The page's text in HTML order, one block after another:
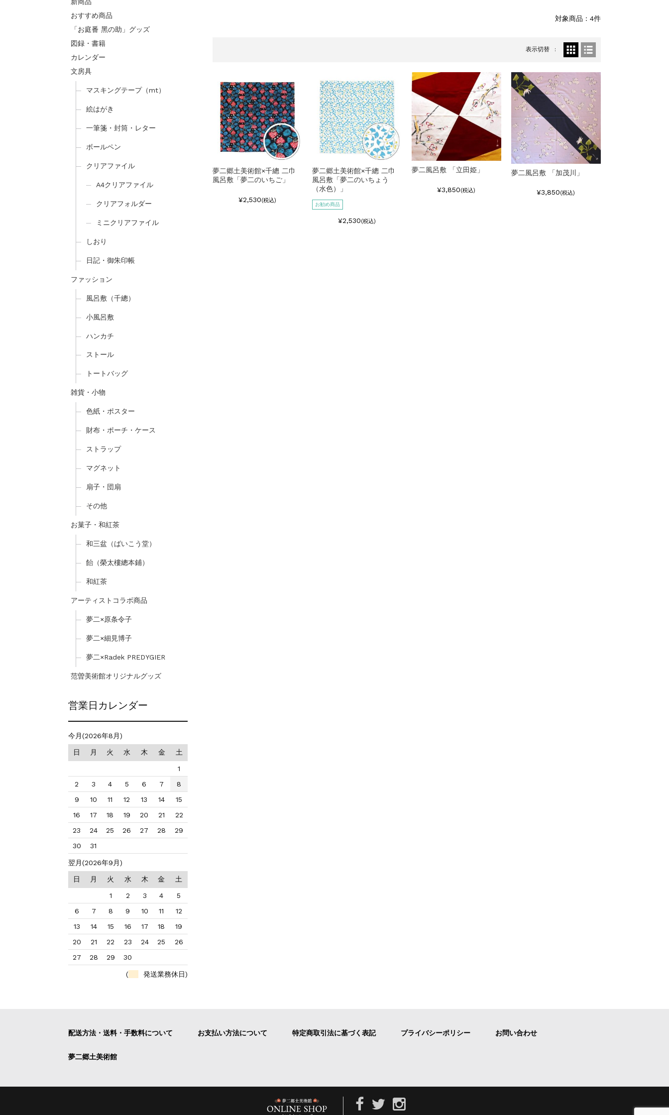
対象商品：4件
表示切替
夢二郷土美術館×千總 二巾
風呂敷「夢二のいちご」
¥2,530(税込)
夢二郷土美術館×千總 二巾
風呂敷「夢二のいちょう
（水色）」
お勧め商品
¥2,530(税込)
夢二風呂敷 「立田姫」
¥3,850(税込)
夢二風呂敷 「加茂川」
¥3,850(税込)
おすすめ商品
「お庭番 黑の助」グッズ
図録・書籍
カレンダー
文房具
マスキングテープ（mt）
絵はがき
一筆箋・封筒・レター
ボールペン
クリアファイル
A4クリアファイル
クリアフォルダー
ミニクリアファイル
しおり
日記・御朱印帳
ファッション
風呂敷（千總）
小風呂敷
ハンカチ
ストール
トートバッグ
雑貨・小物
色紙・ポスター
財布・ポーチ・ケース
ストラップ
マグネット
扇子・団扇
その他
お菓子・和紅茶
和三盆（ばいこう堂）
飴（榮太樓總本鋪）
和紅茶
アーティストコラボ商品
夢二×原条令子
夢二×細見博子
夢二×Radek PREDYGIER
范曽美術館オリジナルグッズ
営業日カレンダー
今月(2026年8月)
日 月 火 水 木 金 土
1
2
3 4 5 6 7
8
9
10 11 12 13 14
15
16
17 18 19 20 21
22
23
24 25 26 27 28
29
30
31
翌月(2026年9月)
日 月 火 水 木 金 土
1 2 3 4
5
6
7 8 9 10 11
12
13
14 15 16 17 18
19
20
21 22 23 24 25
26
27
28 29 30
( 発送業務休日)
配送方法・送料・手数料について お支払い方法について 特定商取引法に基づく表記 プライバシーポリシー お問い合わせ
夢二郷土美術館